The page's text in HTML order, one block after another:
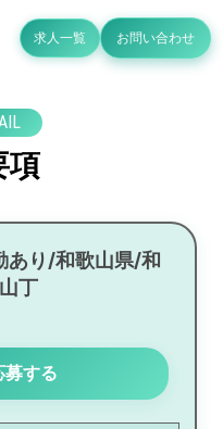
求人一覧 お問い合わせ
項
あり/和歌山県/和
丁
募する